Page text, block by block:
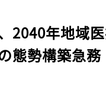
2040年地域
態勢構築急務